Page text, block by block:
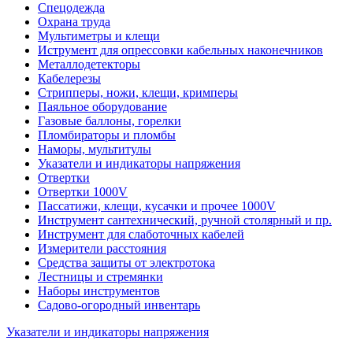
Спецодежда
Охрана труда
Мультиметры и клещи
Иструмент для опрессовки кабельных наконечников
Металлодетекторы
Кабелерезы
Стрипперы, ножи, клещи, кримперы
Паяльное оборудование
Газовые баллоны, горелки
Пломбираторы и пломбы
Наморы, мультитулы
Указатели и индикаторы напряжения
Отвертки
Отвертки 1000V
Пассатижи, клещи, кусачки и прочее 1000V
Инструмент сантехнический, ручной столярный и пр.
Инструмент для слаботочных кабелей
Измерители расстояния
Средства защиты от электротока
Лестницы и стремянки
Наборы инструментов
Садово-огородный инвентарь
Указатели и индикаторы напряжения